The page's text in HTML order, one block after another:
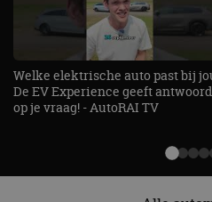
Welke elektrische auto past bij
De EV Experience geeft antwoord
op je vraag! - AutoRAI TV
strikt noodzakelijke cookies.
Naam
cf_clearance
Inc.